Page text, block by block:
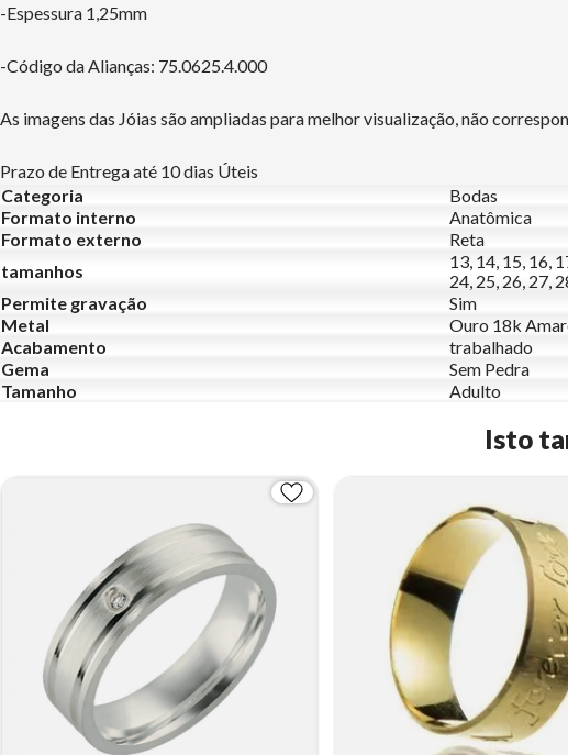
-Espessura 1,25mm
-Código da Alianças: 75.0625.4.000
As imagens das Jóias são ampliadas para melhor visualização, não
Prazo de Entrega até 10 dias Úteis
Categoria
Bodas
Formato interno
Anatômica
Formato externo
Reta
tamanhos
13, 14, 15, 16,
24, 25, 26, 27,
Permite gravação
Sim
Metal
Ouro 18k
Acabamento
trabalhado
Gema
Sem Pedra
Tamanho
Adulto
Isto